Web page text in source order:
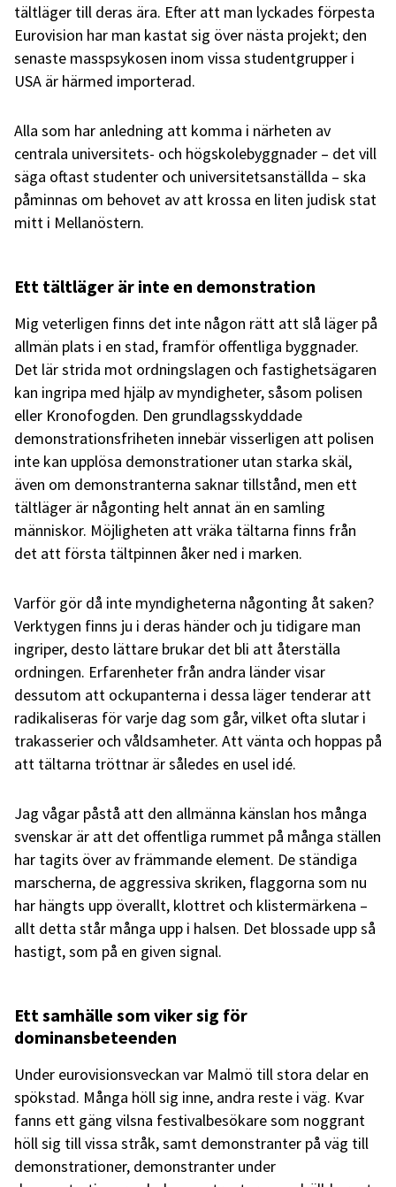
tältläger till deras ära. Efter att man lyckades förpesta
Eurovision har man kastat sig över nästa projekt; den
senaste masspsykosen inom vissa studentgrupper i
USA är härmed importerad.
Alla som har anledning att komma i närheten av
centrala universitets- och högskolebyggnader – det vill
säga oftast studenter och universitetsanställda – ska
påminnas om behovet av att krossa en liten judisk stat
mitt i Mellanöstern.
Ett tältläger är inte en demonstration
Mig veterligen finns det inte någon rätt att slå läger på
allmän plats i en stad, framför offentliga byggnader.
Det lär strida mot ordningslagen och fastighetsägaren
kan ingripa med hjälp av myndigheter, såsom polisen
eller Kronofogden. Den grundlagsskyddade
demonstrationsfriheten innebär visserligen att polisen
inte kan upplösa demonstrationer utan starka skäl,
även om demonstranterna saknar tillstånd, men ett
tältläger är någonting helt annat än en samling
människor. Möjligheten att vräka tältarna finns från
det att första tältpinnen åker ned i marken.
Varför gör då inte myndigheterna någonting åt saken?
Verktygen finns ju i deras händer och ju tidigare man
ingriper, desto lättare brukar det bli att återställa
ordningen. Erfarenheter från andra länder visar
dessutom att ockupanterna i dessa läger tenderar att
radikaliseras för varje dag som går, vilket ofta slutar i
trakasserier och våldsamheter. Att vänta och hoppas på
att tältarna tröttnar är således en usel idé.
Jag vågar påstå att den allmänna känslan hos många
svenskar är att det offentliga rummet på många ställen
har tagits över av främmande element. De ständiga
marscherna, de aggressiva skriken, flaggorna som nu
har hängts upp överallt, klottret och klistermärkena –
allt detta står många upp i halsen. Det blossade upp så
hastigt, som på en given signal.
Ett samhälle som viker sig för
dominansbeteenden
Under eurovisionsveckan var Malmö till stora delar en
spökstad. Många höll sig inne, andra reste i väg. Kvar
fanns ett gäng vilsna festivalbesökare som noggrant
höll sig till vissa stråk, samt demonstranter på väg till
demonstrationer, demonstranter under